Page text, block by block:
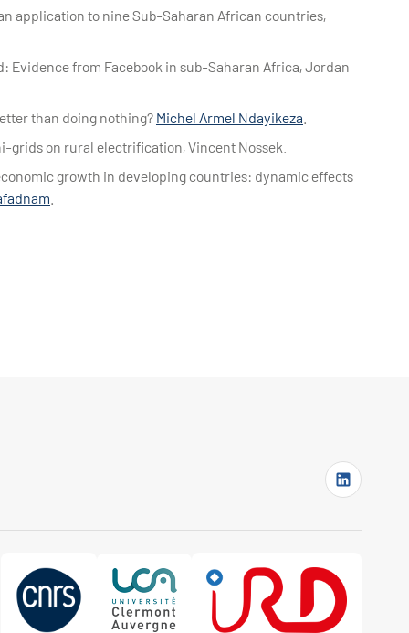
application to nine Sub-Saharan African countries,
Evidence from Facebook in sub-Saharan Africa,Jordan
than doing nothing? Michel Armel Ndayikeza
grids on rural electrification,Vincent Nossek
growth in developing countries: dynamic effects